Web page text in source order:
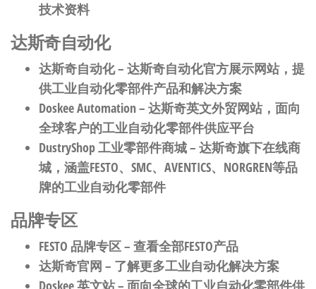
技术资料
达斯奇自动化
达斯奇自动化– 达斯奇自动化官方展示网站，提
供工业自动化零部件产品和解决方案
Doskee Automation– 达斯奇英文外贸网站，面向
全球客户的工业自动化零部件供应平台
DustryShop 工业零部件商城– 达斯奇旗下在线商
城，涵盖FESTO、SMC、AVENTICS、NORGREN等品
牌的工业自动化零部件
品牌专区
FESTO 品牌专区– 查看全部FESTO产品
达斯奇官网 – 了解更多工业自动化解决方案
Doskee 英文站– 面向全球的工业自动化零部件供